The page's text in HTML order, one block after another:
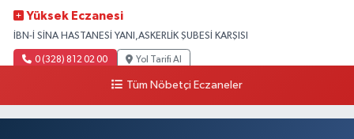
Yüksek Eczanesi
İBN-İ SİNA HASTANESİ YANI,ASKERLİK ŞUBESİ KARŞISI
0 (328) 812 02 00 Yol Tarifi Al
Tüm Nöbetçi Eczaneler